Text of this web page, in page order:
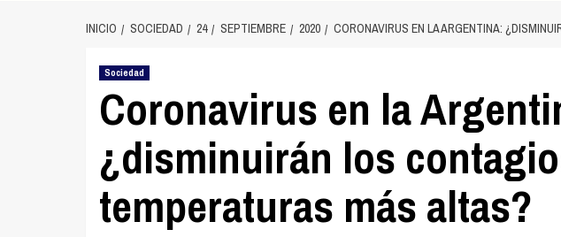
INICIO SOCIEDAD 24 SEPTIEMBRE 2020 CORONAVIRUS EN LA ARGENTINA:
Sociedad
Coronavirus en la
¿disminuirán los
temperaturas más altas?